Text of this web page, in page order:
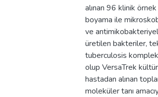
alınan 96 klinik
boyama ile
ve antimikobakteriyel
üretilen bakteriler,
tuberculosis
olup VersaTrek
hastadan alınan
moleküler tanı